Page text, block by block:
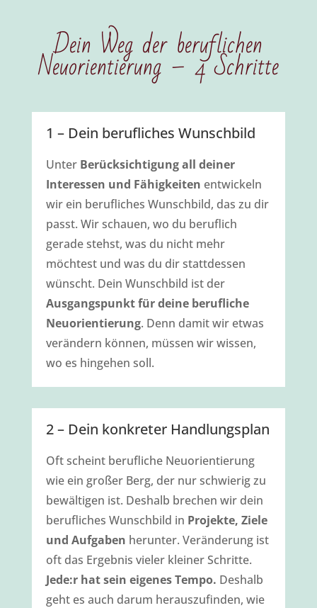
Dein Weg der beruflichen
Neuorientierung – 4 Schritte
1 – Dein berufliches Wunschbild
Unter Berücksichtigung all deiner
Interessen und Fähigkeiten entwickeln
wir ein berufliches Wunschbild, das zu dir
passt. Wir schauen, wo du beruflich
gerade stehst, was du nicht mehr
möchtest und was du dir stattdessen
wünscht. Dein Wunschbild ist der
Ausgangspunkt für deine berufliche
Neuorientierung. Denn damit wir etwas
verändern können, müssen wir wissen,
wo es hingehen soll.
2 – Dein konkreter Handlungsplan
Oft scheint berufliche Neuorientierung
wie ein großer Berg, der nur schwierig zu
bewältigen ist. Deshalb brechen wir dein
berufliches Wunschbild in Projekte, Ziele
und Aufgaben herunter. Veränderung ist
oft das Ergebnis vieler kleiner Schritte.
Jede:r hat sein eigenes Tempo. Deshalb
geht es auch darum herauszufinden, wie